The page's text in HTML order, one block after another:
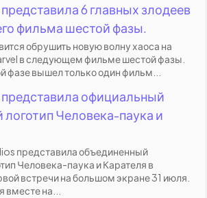
6 главных злодеев
фильма шестой фазы.
обрушить новую волну хаоса на
в следующем фильме шестой фазы.
фазе вышел только один фильм...
официальный
Человека-паука и
представила объединенный
Человека-паука и Карателя в
встречи на большом экране 31 июля.
вместе на...